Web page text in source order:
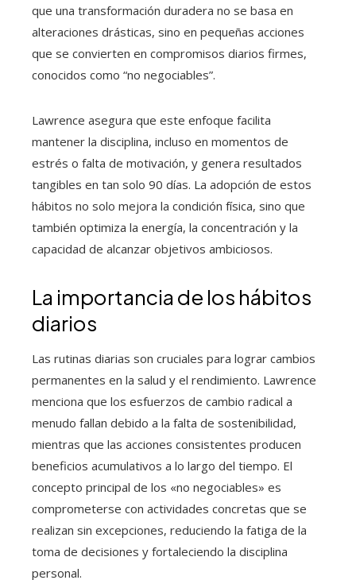
que una transformación duradera no se basa en
alteraciones drásticas, sino en pequeñas acciones
que se convierten en compromisos diarios firmes,
conocidos como “no negociables”.
Lawrence asegura que este enfoque facilita
mantener la disciplina, incluso en momentos de
estrés o falta de motivación, y genera resultados
tangibles en tan solo 90 días. La adopción de estos
hábitos no solo mejora la condición física, sino que
también optimiza la energía, la concentración y la
capacidad de alcanzar objetivos ambiciosos.
La importancia de los hábitos
diarios
Las rutinas diarias son cruciales para lograr cambios
permanentes en la salud y el rendimiento. Lawrence
menciona que los esfuerzos de cambio radical a
menudo fallan debido a la falta de sostenibilidad,
mientras que las acciones consistentes producen
beneficios acumulativos a lo largo del tiempo. El
concepto principal de los «no negociables» es
comprometerse con actividades concretas que se
realizan sin excepciones, reduciendo la fatiga de la
toma de decisiones y fortaleciendo la disciplina
personal.